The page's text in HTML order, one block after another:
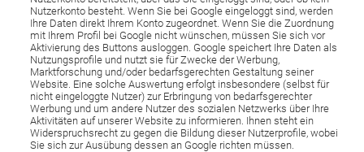
Nutzerkonto besteht. Wenn Sie bei Google eingeloggt sind, werden
Ihre Daten direkt Ihrem Konto zugeordnet. Wenn Sie die Zuordnung
mit Ihrem Profil bei Google nicht wünschen, müssen Sie sich vor
Aktivierung des Buttons ausloggen. Google speichert Ihre Daten als
Nutzungsprofile und nutzt sie für Zwecke der Werbung,
Marktforschung und/oder bedarfsgerechten Gestaltung seiner
Website. Eine solche Auswertung erfolgt insbesondere (selbst für
nicht eingeloggte Nutzer) zur Erbringung von bedarfsgerechter
Werbung und um andere Nutzer des sozialen Netzwerks über Ihre
Aktivitäten auf unserer Website zu informieren. Ihnen steht ein
Widerspruchsrecht zu gegen die Bildung dieser Nutzerprofile, wobei
Sie sich zur Ausübung dessen an Google richten müssen.